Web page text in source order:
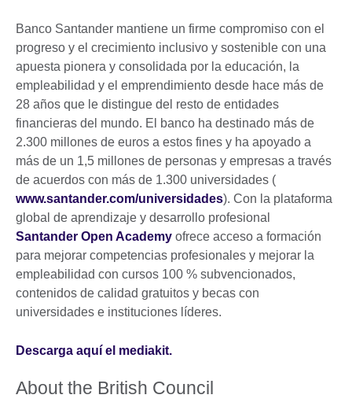
Banco Santander mantiene un firme compromiso con el
progreso y el crecimiento inclusivo y sostenible con una
apuesta pionera y consolidada por la educación, la
empleabilidad y el emprendimiento desde hace más de
28 años que le distingue del resto de entidades
financieras del mundo. El banco ha destinado más de
2.300 millones de euros a estos fines y ha apoyado a
más de un 1,5 millones de personas y empresas a través
de acuerdos con más de 1.300 universidades (
www.santander.com/universidades). Con la plataforma
global de aprendizaje y desarrollo profesional
Santander Open Academy ofrece acceso a formación
para mejorar competencias profesionales y mejorar la
empleabilidad con cursos 100 % subvencionados,
contenidos de calidad gratuitos y becas con
universidades e instituciones líderes.
Descarga aquí el mediakit.
About the British Council